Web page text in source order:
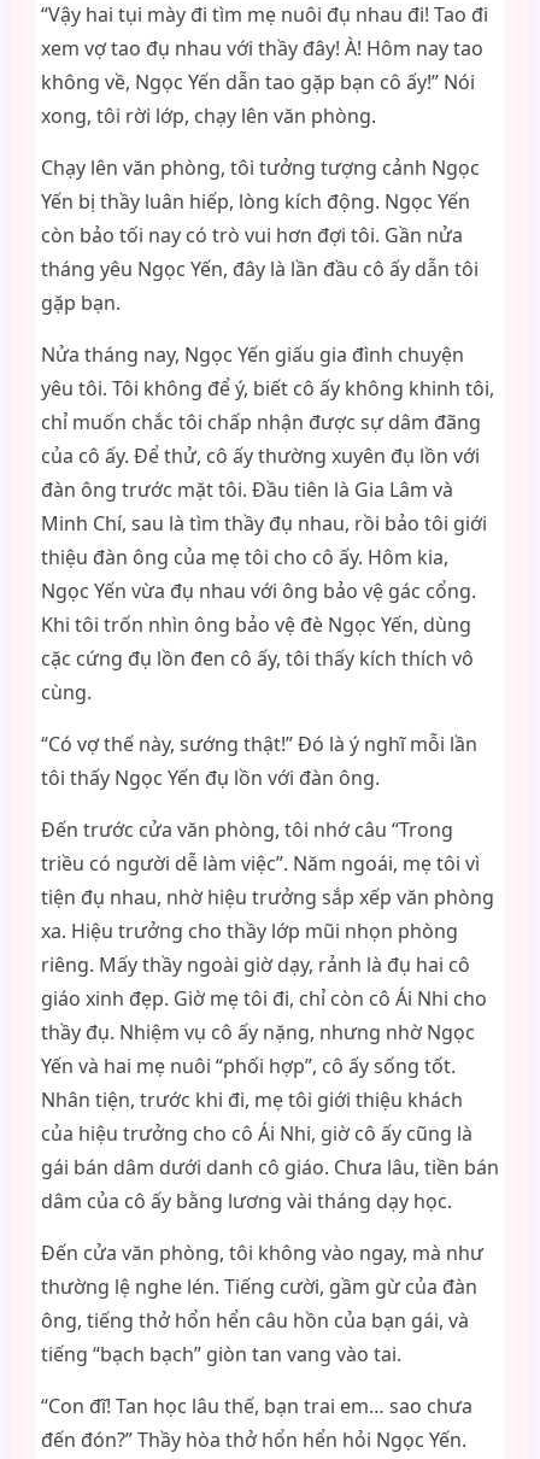
“Vậy hai tụi mày đi tìm mẹ nuôi đụ nhau đi! Tao đi
xem vợ tao đụ nhau với thầy đây! À! Hôm nay tao
không về, Ngọc Yến dẫn tao gặp bạn cô ấy!” Nói
xong, tôi rời lớp, chạy lên văn phòng.
Chạy lên văn phòng, tôi tưởng tượng cảnh Ngọc
Yến bị thầy luân hiếp, lòng kích động. Ngọc Yến
còn bảo tối nay có trò vui hơn đợi tôi. Gần nửa
tháng yêu Ngọc Yến, đây là lần đầu cô ấy dẫn tôi
gặp bạn.
Nửa tháng nay, Ngọc Yến giấu gia đình chuyện
yêu tôi. Tôi không để ý, biết cô ấy không khinh tôi,
chỉ muốn chắc tôi chấp nhận được sự dâm đãng
của cô ấy. Để thử, cô ấy thường xuyên đụ lồn với
đàn ông trước mặt tôi. Đầu tiên là Gia Lâm và
Minh Chí, sau là tìm thầy đụ nhau, rồi bảo tôi giới
thiệu đàn ông của mẹ tôi cho cô ấy. Hôm kia,
Ngọc Yến vừa đụ nhau với ông bảo vệ gác cổng.
Khi tôi trốn nhìn ông bảo vệ đè Ngọc Yến, dùng
cặc cứng đụ lồn đen cô ấy, tôi thấy kích thích vô
cùng.
“Có vợ thế này, sướng thật!” Đó là ý nghĩ mỗi lần
tôi thấy Ngọc Yến đụ lồn với đàn ông.
Đến trước cửa văn phòng, tôi nhớ câu “Trong
triều có người dễ làm việc”. Năm ngoái, mẹ tôi vì
tiện đụ nhau, nhờ hiệu trưởng sắp xếp văn phòng
xa. Hiệu trưởng cho thầy lớp mũi nhọn phòng
riêng. Mấy thầy ngoài giờ dạy, rảnh là đụ hai cô
giáo xinh đẹp. Giờ mẹ tôi đi, chỉ còn cô Ái Nhi cho
thầy đụ. Nhiệm vụ cô ấy nặng, nhưng nhờ Ngọc
Yến và hai mẹ nuôi “phối hợp”, cô ấy sống tốt.
Nhân tiện, trước khi đi, mẹ tôi giới thiệu khách
của hiệu trưởng cho cô Ái Nhi, giờ cô ấy cũng là
gái bán dâm dưới danh cô giáo. Chưa lâu, tiền bán
dâm của cô ấy bằng lương vài tháng dạy học.
Đến cửa văn phòng, tôi không vào ngay, mà như
thường lệ nghe lén. Tiếng cười, gầm gừ của đàn
ông, tiếng thở hổn hển câu hồn của bạn gái, và
tiếng “bạch bạch” giòn tan vang vào tai.
“Con đĩ! Tan học lâu thế, bạn trai em… sao chưa
đến đón?” Thầy hòa thở hổn hển hỏi Ngọc Yến.